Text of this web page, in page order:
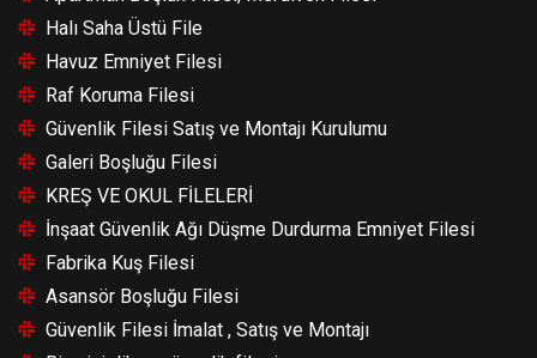
Halı Saha Üstü File
Havuz Emniyet Filesi
Raf Koruma Filesi
Güvenlik Filesi Satış ve Montajı Kurulumu
Galeri Boşluğu Filesi
KREŞ VE OKUL FİLELERİ
İnşaat Güvenlik Ağı Düşme Durdurma Emniyet Filesi
Fabrika Kuş Filesi
Asansör Boşluğu Filesi
Güvenlik Filesi İmalat , Satış ve Montajı